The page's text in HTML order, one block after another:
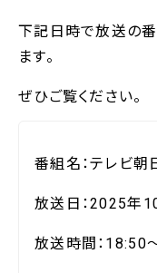
下記日時で放送の
ます。
ぜひご覧ください。
番組名：テレビ朝
放送日：2025年
放送時間：18:50